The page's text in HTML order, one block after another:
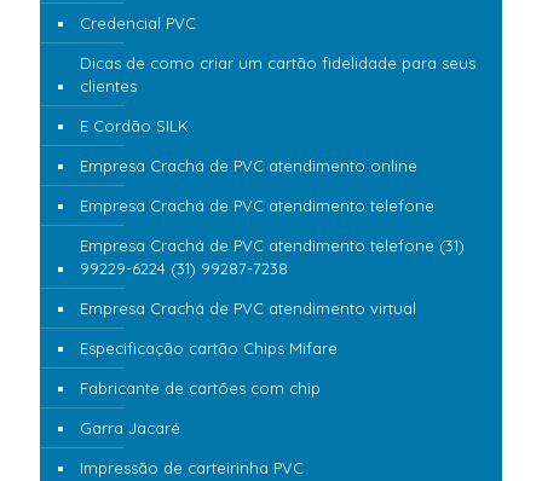
Credencial PVC
Dicas de como criar um cartão fidelidade para seus
clientes
E Cordão SILK
Empresa Crachá de PVC atendimento online
Empresa Crachá de PVC atendimento telefone
Empresa Crachá de PVC atendimento telefone (31)
99229-6224 (31) 99287-7238
Empresa Crachá de PVC atendimento virtual
Especificação cartão Chips Mifare
Fabricante de cartões com chip
Garra Jacaré
Impressão de carteirinha PVC